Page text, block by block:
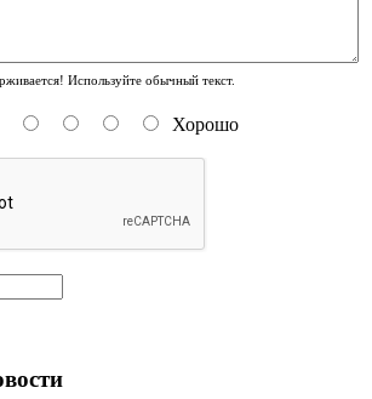
Используйте обычный текст.
Хорошо